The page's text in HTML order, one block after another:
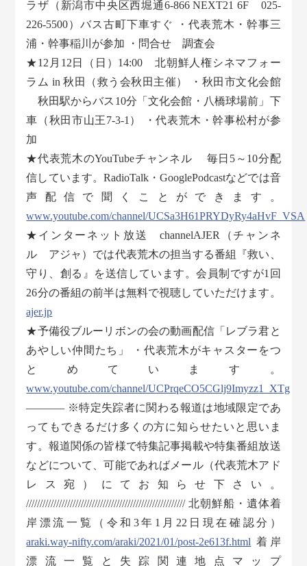
ラザ（新潟市中央区西堀通6-866 NEXT21 6F 025-
226-5500）バス古町下車すぐ ・代表荒木・幹事三
浦・幹事稲川が参加 ・問合せ 調査会
★12月12日（日）14:00 北朝鮮人権シネマフォー
ラム in 秋田（救う会秋田主催） ・秋田市文化会館
秋田駅からバス10分「文化会館・八橋球場前」下
車（秋田市山王7-3-1） ・代表荒木・幹事松村が参
加
★代表荒木のYouTubeチャンネル 毎日5～10分配
信しています。RadioTalk・GooglePodcastなどでは音
声配信で聞くことができます。
www.youtube.com/channel/UCSa3H61PRYDyRy4aHvF_VSA
★インターネット放送 channelAJER（チャンネ
ル アジャ）では代表荒木の担当する番組『救い、
守り、創る』を送信しています。会員制ですが1回
26分の番組の前半は無料で視聴していただけます。
ajer.jp
★予備役ブルーリボンの会の動画配信「レブラ君と
あやしい仲間たち」 ・代表荒木がキャスターをつ
とめています。
www.youtube.com/channel/UCPrqeCO5CGlj9Imyzz1_XTg
———– ※特定失踪者に関わる報道は地域限定であ
ってもできるだけ多くの方に知らせたいと思いま
す。報道関係の皆様で特集記事掲載や特集番組放送
などについて、可能であればメール（代表荒木アド
レス宛）にてお知らせ下さい。
////////////////////////////////////////////////////////// 北朝鮮船・遺体着
岸漂流一覧（令和3年1月22日現在確認分）
araki.way-nifty.com/araki/2021/01/post-2e613f.html 着岸
漂流一覧と失踪関連地点マップ